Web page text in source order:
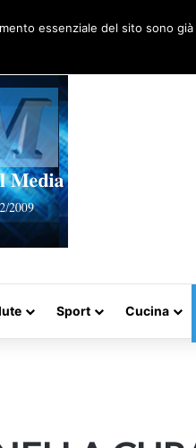
Sport Cucina
essenziale del sito sono